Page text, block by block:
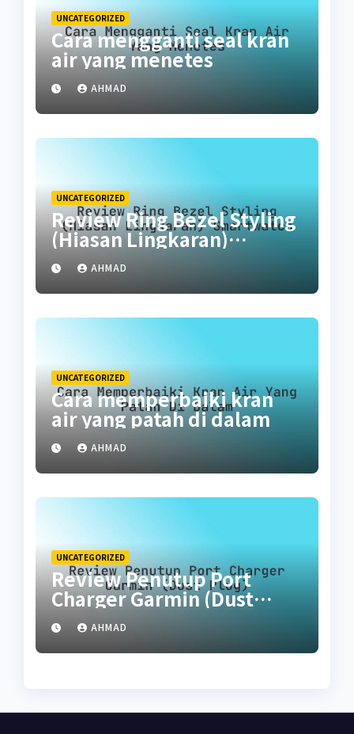
UNCATEGORIZED
Cara mengganti seal kran
air yang menetes
AHMAD
UNCATEGORIZED
Review Ring Bezel Styling
(Hiasan Lingkaran)
Smartwatch
AHMAD
UNCATEGORIZED
Cara memperbaiki kran
air yang patah di dalam
AHMAD
UNCATEGORIZED
Review Penutup Port
Charger Garmin (Dust
Plug)AHMAD